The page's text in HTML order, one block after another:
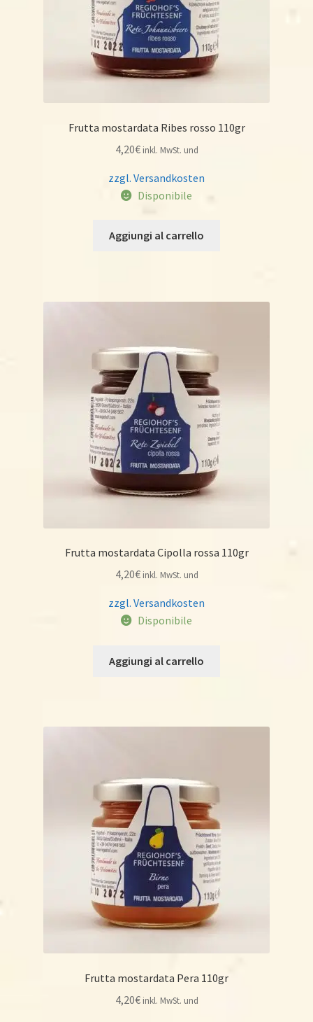
Frutta mostardata Ribes rosso 110gr
4,20€ inkl. MwSt. und
zzgl. Versandkosten
Disponibile
Aggiungi al carrello
Frutta mostardata Cipolla rossa 110gr
4,20€ inkl. MwSt. und
zzgl. Versandkosten
Disponibile
Aggiungi al carrello
Frutta mostardata Pera 110gr
4,20€ inkl. MwSt. und